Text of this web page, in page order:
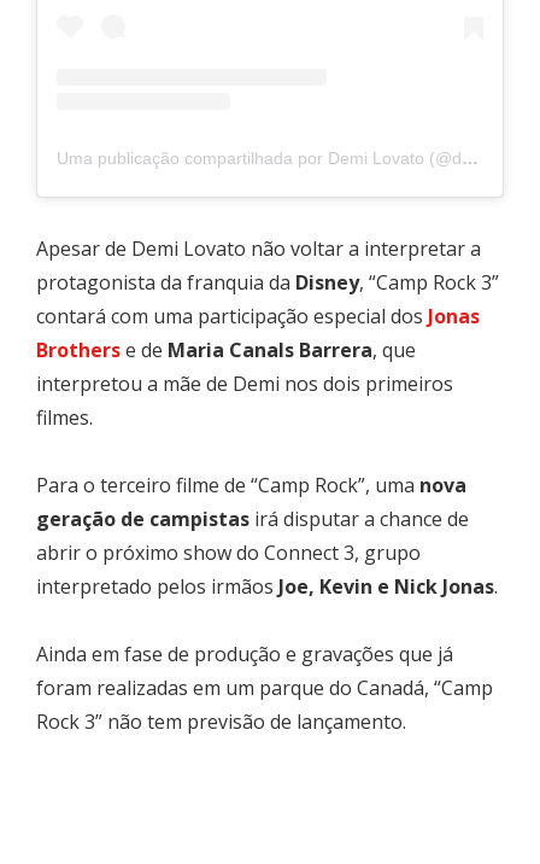
Uma publicação compartilhada por Demi Lovato (@ddlovato)
Apesar de Demi Lovato não voltar a interpretar a
protagonista da franquia da Disney, “Camp Rock 3”
contará com uma participação especial dos Jonas
Brotherse de Maria Canals Barrera, que
interpretou a mãe de Demi nos dois primeiros
filmes.
Para o terceiro filme de “Camp Rock”, uma nova
geração de campistas irá disputar a chance de
abrir o próximo show do Connect 3, grupo
interpretado pelos irmãos Joe, Kevin e Nick Jonas.
Ainda em fase de produção e gravações que já
foram realizadas em um parque do Canadá, “Camp
Rock 3” não tem previsão de lançamento.